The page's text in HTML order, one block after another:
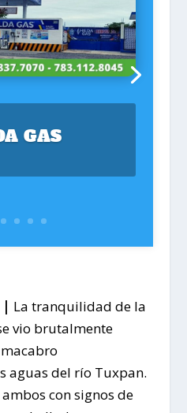
GAS
| La tranquilidad de la
vio brutalmente
aguas del río Tuxpan.
con signos de